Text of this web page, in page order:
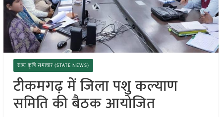
राज्य कृषि समाचार (STATE NEWS)
टीकमगढ़ में जिला पशु कल्याण
समिति की बैठक आयोजित